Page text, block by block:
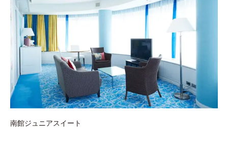
南館ジュニアスイート